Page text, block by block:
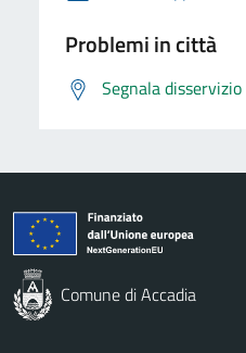
Problemi in città
Segnala disservizio
Comune di Accadia